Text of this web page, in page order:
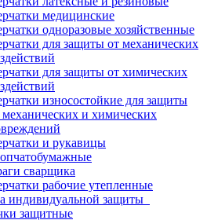
медицинские
одноразовые хозяйственные
для защиты от механических
для защиты от химических
износостойкие для защиты
механических и химических
и рукавицы
сварщика
рабочие утепленные
индивидуальной защиты
защитные